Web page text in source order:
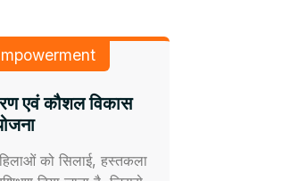
एवं कौशल विकास
को सिलाई, हस्तकला